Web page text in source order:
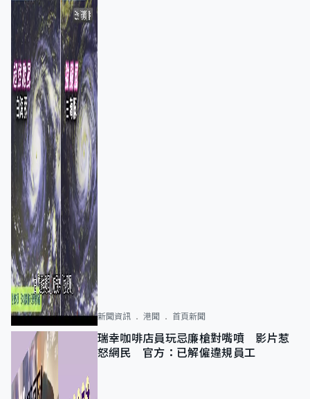
新聞資訊 港聞 首頁新聞
瑞幸咖啡店員玩忌廉槍對嘴噴 影片惹
怒網民 官方：已解僱違規員工